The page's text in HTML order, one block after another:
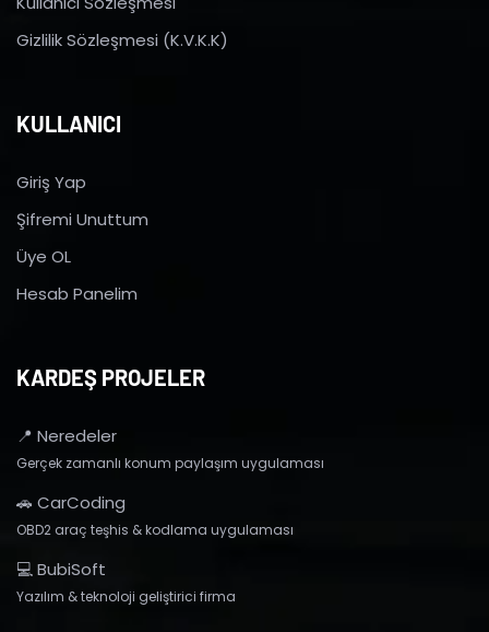
Gizlilik Sözleşmesi (K.V.K.K)
KULLANICI
Giriş Yap
Şifremi Unuttum
Üye OL
Hesab Panelim
KARDEŞ PROJELER
📍 Neredeler
Gerçek zamanlı konum paylaşım uygulaması
🚗 CarCoding
OBD2 araç teşhis & kodlama uygulaması
💻 BubiSoft
Yazılım & teknoloji geliştirici firma